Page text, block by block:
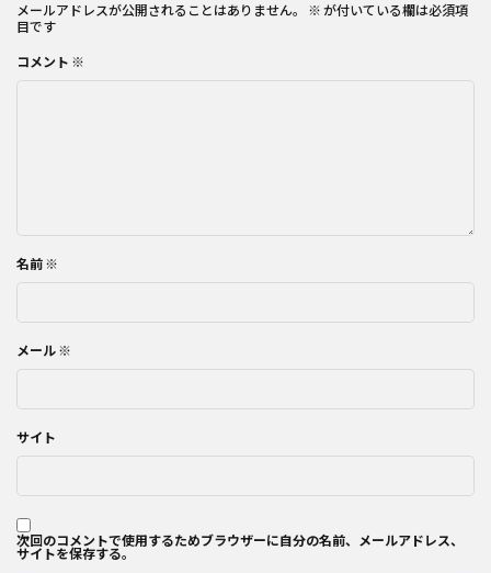
メールアドレスが公開されることはありません。 ※ が付いている欄は必須項
目です
コメント ※
名前 ※
メール ※
サイト
次回のコメントで使用するためブラウザーに自分の名前、メールアドレス、
サイトを保存する。